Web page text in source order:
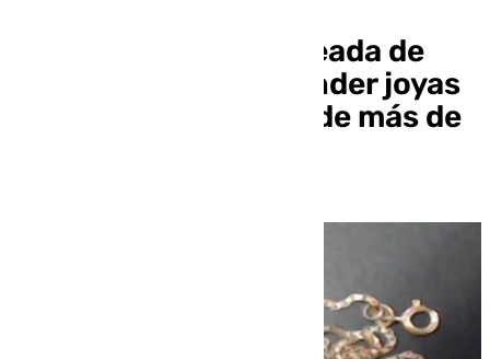
Detenida a una empleada de
hogar acusada de vender joyas
sustraídas con valor de más de